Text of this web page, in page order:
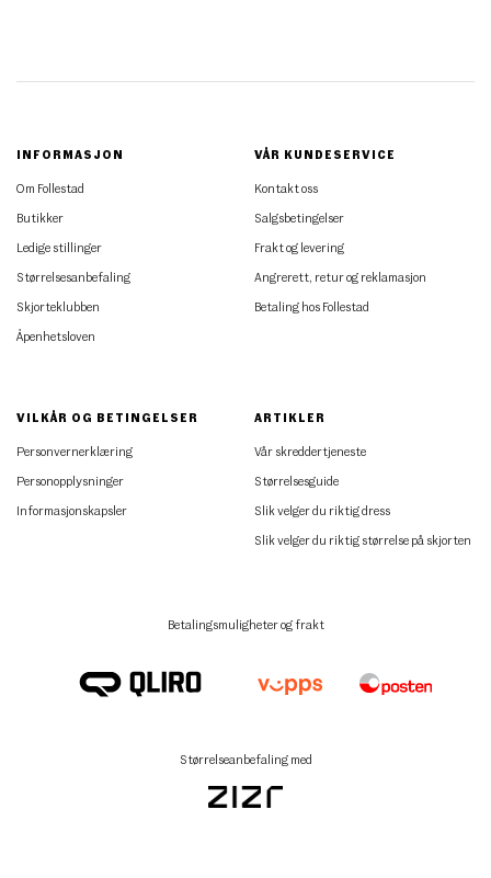
INFORMASJON
Om Follestad
Butikker
Ledige stillinger
Størrelsesanbefaling
Skjorteklubben
Åpenhetsloven
VÅR KUNDESERVICE
Kontakt oss
Salgsbetingelser
Frakt og levering
Angrerett, retur og reklamasjon
Betaling hos Follestad
VILKÅR OG BETINGELSER
Personvernerklæring
Personopplysninger
Informasjonskapsler
ARTIKLER
Vår skreddertjeneste
Størrelsesguide
Slik velger du riktig dress
Slik velger du riktig størrelse på skjorten
Betalingsmuligheter og frakt
Størrelseanbefaling med